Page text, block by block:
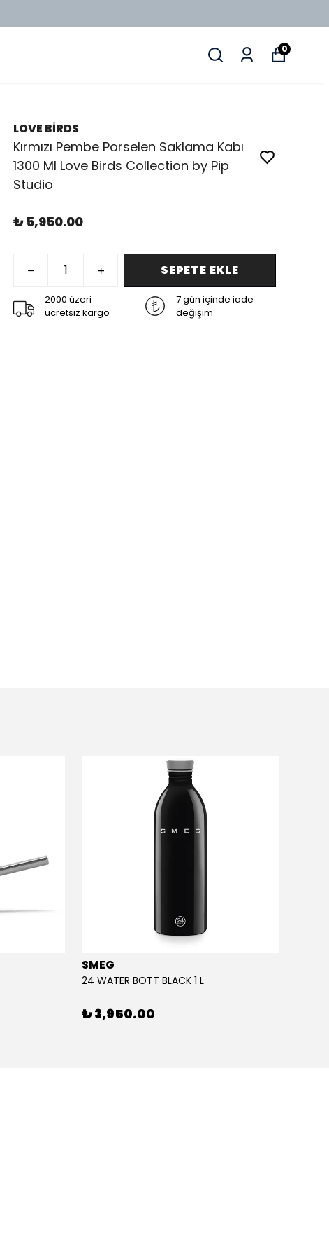
0
LOVE BİRDS
Kırmızı Pembe Porselen Saklama Kabı
1300 Ml Love Birds Collection by Pip
Studio
₺ 5,950.00
SEPETE EKLE
2000 üzeri
ücretsiz kargo
7 gün içinde iade
değişim
SMEG
24 WATER BOTT BLACK 1 L
₺ 3,950.00